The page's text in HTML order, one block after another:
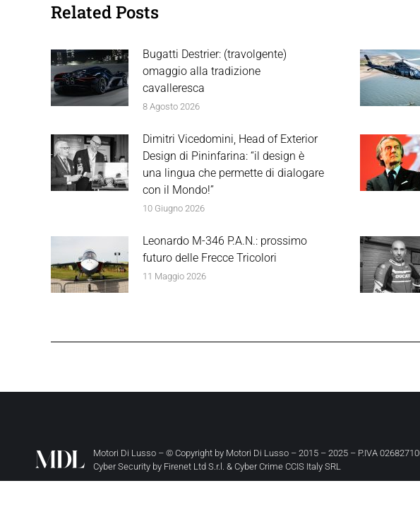
Related Posts
Bugatti Destrier: (travolgente)
omaggio alla tradizione
cavalleresca
8 Agosto 2026
Dimitri Vicedomini, Head of Exterior
Design di Pininfarina: “il design è
una lingua che permette di dialogare
con il Mondo!”
10 Giugno 2026
Leonardo M-346 P.A.N.: prossimo
futuro delle Frecce Tricolori
11 Maggio 2026
Motori Di Lusso – © Copyright by Motori Di Lusso – 2015 – 2025 – P.IVA
Cyber Security by Firenet Ltd S.r.l. & Cyber Crime CCIS Italy SRL